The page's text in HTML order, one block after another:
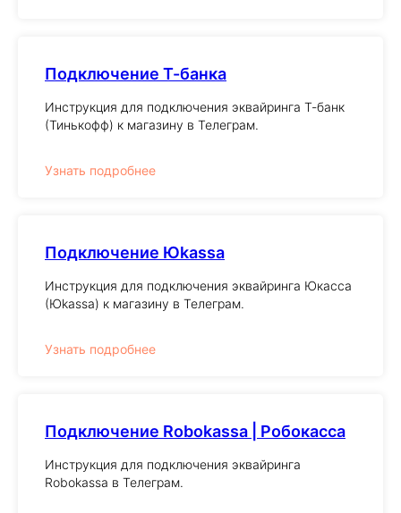
Подключение Т-банка
Инструкция для подключения эквайринга Т-банк
(Тинькофф) к магазину в Телеграм.
Узнать подробнее
Подключение Юkassa
Инструкция для подключения эквайринга Юкасса
(Юkassa) к магазину в Телеграм.
Узнать подробнее
Подключение Robokassa | Робокасса
Инструкция для подключения эквайринга
Robokassa в Телеграм.